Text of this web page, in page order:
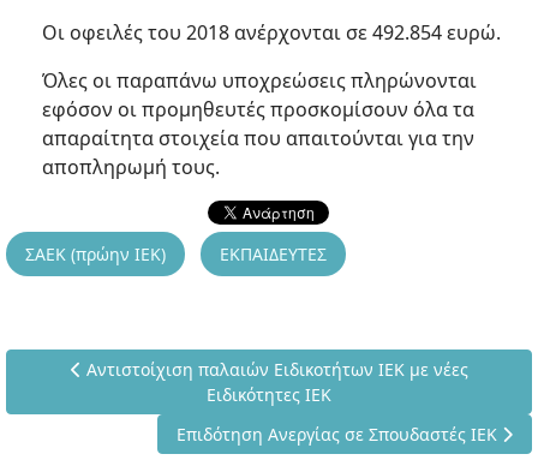
Οι οφειλές του 2018 ανέρχονται σε 492.854 ευρώ.
Όλες οι παραπάνω υποχρεώσεις πληρώνονται
εφόσον οι προμηθευτές προσκομίσουν όλα τα
απαραίτητα στοιχεία που απαιτούνται για την
αποπληρωμή τους.
ΣΑΕΚ (πρώην ΙΕΚ) ΕΚΠΑΙΔΕΥΤΕΣ
Προηγούμενο άρθρο: Αντιστοίχιση παλαιών Ειδικοτήτων
Αντιστοίχιση παλαιών Ειδικοτήτων ΙΕΚ με νέες
Ειδικότητες ΙΕΚ
Επόμενο άρθρο: Επιδότηση Ανεργίας σε
Επιδότηση Ανεργίας σε Σπουδαστές ΙΕΚ